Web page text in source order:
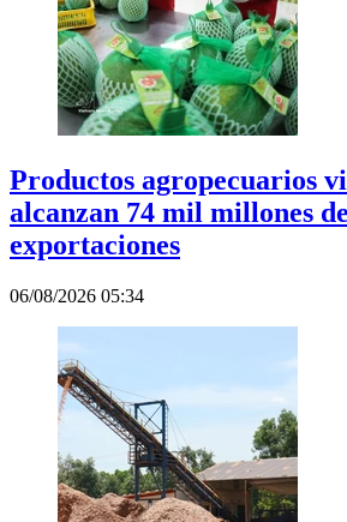
Productos agropecuarios
alcanzan 74 mil millones
exportaciones
06/08/2026 05:34